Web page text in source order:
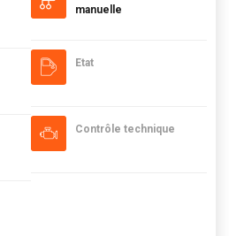
manuelle
Etat
Contrôle technique